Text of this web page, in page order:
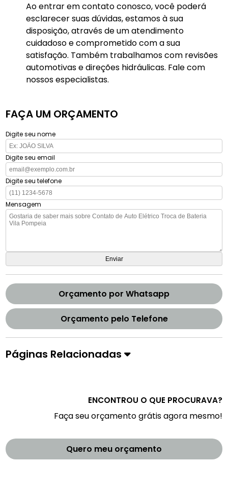
Ao entrar em contato conosco, você poderá
esclarecer suas dúvidas, estamos à sua
disposição, através de um atendimento
cuidadoso e comprometido com a sua
satisfação. Também trabalhamos com revisões
automotivas e direções hidráulicas. Fale com
nossos especialistas.
FAÇA UM ORÇAMENTO
Digite seu nome
Digite seu email
Digite seu telefone
Mensagem
Orçamento por Whatsapp
Orçamento pelo Telefone
Páginas Relacionadas
ENCONTROU O QUE PROCURAVA?
Faça seu orçamento grátis agora mesmo!
Quero meu orçamento